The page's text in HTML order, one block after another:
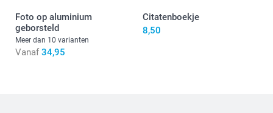
Foto op aluminium
geborsteld
Meer dan 10 varianten
Vanaf 34,95
Citatenboekje
8,50